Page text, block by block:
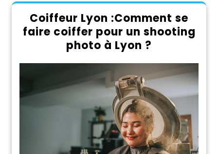
Coiffeur Lyon :Comment se
faire coiffer pour un shooting
photo à Lyon ?